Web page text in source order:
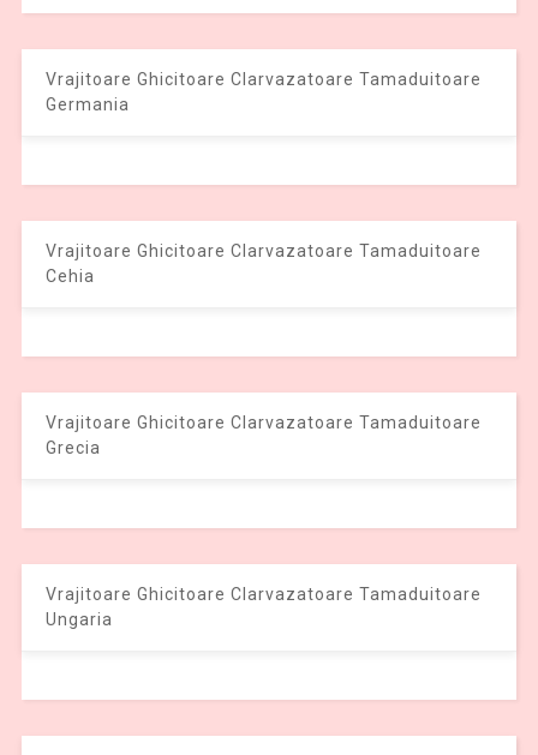
Vrajitoare Ghicitoare Clarvazatoare Tamaduitoare
Germania
Vrajitoare Ghicitoare Clarvazatoare Tamaduitoare
Cehia
Vrajitoare Ghicitoare Clarvazatoare Tamaduitoare
Grecia
Vrajitoare Ghicitoare Clarvazatoare Tamaduitoare
Ungaria